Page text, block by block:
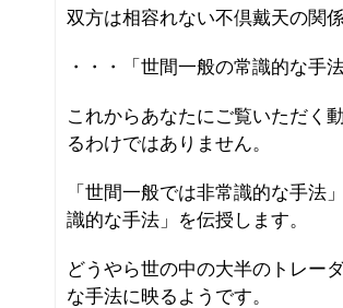
双方は相容れない不倶戴天の関
・・・「世間一般の常識的な手
これからあなたにご覧いただく
るわけではありません。
「世間一般では非常識的な手法
識的な手法」を伝授します。
どうやら世の中の大半のトレー
な手法に映るようです。